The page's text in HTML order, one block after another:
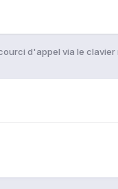
d'appel via le clavier